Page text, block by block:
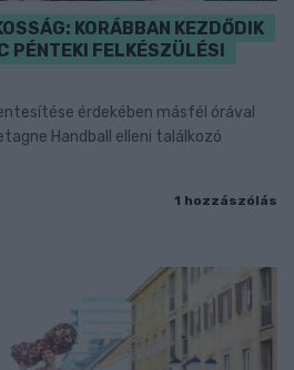
KORÁBBAN KEZDŐDIK
PÉNTEKI FELKÉSZÜLÉSI
érdekében másfél órával
Handball elleni találkozó
1 hozzászólás